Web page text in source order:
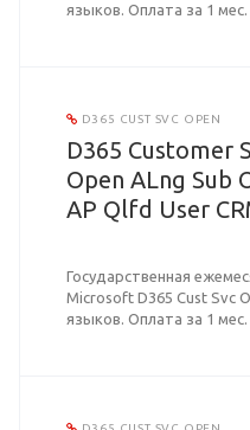
языков. Оплата за 1 мес.
D365 CUST SVC OPEN
D365 Customer
Open ALng Sub
AP Qlfd User
Государственная
Microsoft D365 Cust Svc
языков. Оплата за 1 мес.